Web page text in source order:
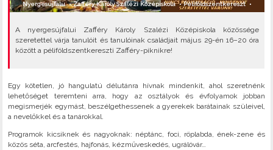
Nyergesújfalu•Zafféry Károly Szalézi Középiskola•Péliföldszentkereszt•
A nyergesújfalui Zafféry Károly Szalézi Középiskola közössége
szeretettel várja tanulóit és tanulóinak családjait május 29-én 16–20 óra
között a péliföldszentkereszti Zafféry-piknikre!
Egy kötetlen, jó hangulatú délutánra hívnak mindenkit, ahol szeretnénk
lehetőséget teremteni arra, hogy az osztályok és évfolyamok jobban
megismerjék egymást, beszélgethessenek a gyerekek barátainak szüleivel,
a nevelőkkel és a tanárokkal.
Programok kicsiknek és nagyoknak: néptánc, foci, röplabda, ének-zene és
közös séta, arcfestés, hajfonás, kézműveskedés, ugrálóvár…